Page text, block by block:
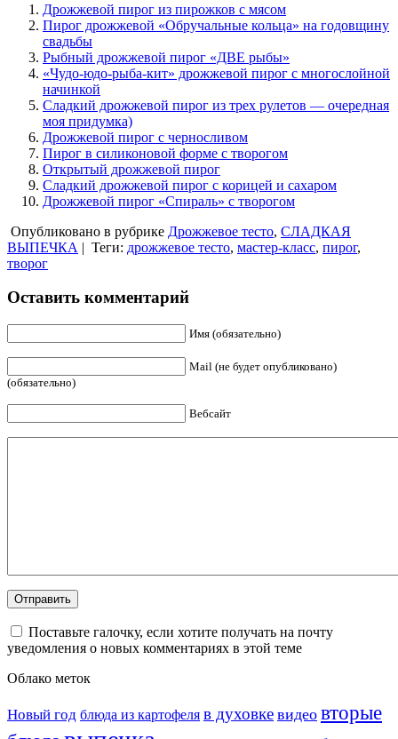
Дрожжевой пирог из пирожков с мясом
Пирог дрожжевой «Обручальные кольца» на годовщину
свадьбы
Рыбный дрожжевой пирог «ДВЕ рыбы»
«Чудо-юдо-рыба-кит» дрожжевой пирог с многослойной
начинкой
Сладкий дрожжевой пирог из трех рулетов — очередная
моя придумка)
Дрожжевой пирог с черносливом
Пирог в силиконовой форме с творогом
Открытый дрожжевой пирог
Сладкий дрожжевой пирог с корицей и сахаром
Дрожжевой пирог «Спираль» с творогом
Опубликовано в рубрике Дрожжевое тесто, СЛАДКАЯ
ВЫПЕЧКА | Теги: дрожжевое тесто, мастер-класс, пирог,
творог
Оставить комментарий
Имя (обязательно)
Mail (не будет опубликовано)
(обязательно)
Вебсайт
Поставьте галочку, если хотите получать на почту
уведомления о новых комментариях в этой теме
Облако меток
Новый год блюда из картофеля в духовке видео вторые